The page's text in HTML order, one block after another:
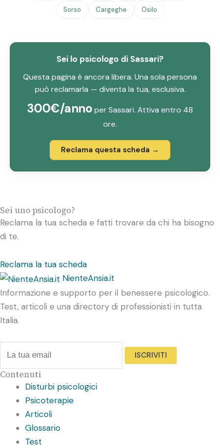
Sorso Cargeghe Osilo
Sei lo psicologo di Sassari?
Questa pagina è ancora libera. Una sola persona
può reclamarla — diventa la tua, esclusiva.
300€/annoper Sassari. Attiva entro 48
ore.
Reclama questa scheda →
Sei uno psicologo?
Reclama la tua scheda e fatti trovare da chi ha bisogno
di te.
Reclama la tua scheda
NienteAnsia.it
Informazione e supporto per il benessere psicologico.
Test, articoli e una directory di professionisti in tutta
Italia.
ISCRIVITI
Contenuti
Disturbi psicologici
Psicoterapie
Articoli
Glossario
Test